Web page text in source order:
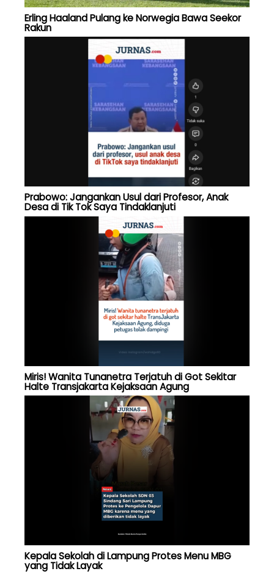
Erling Haaland Pulang ke Norwegia Bawa Seekor
Rakun
Prabowo: Jangankan Usul dari Profesor, Anak
Desa di Tik Tok Saya Tindaklanjuti
Miris! Wanita Tunanetra Terjatuh di Got Sekitar
Halte Transjakarta Kejaksaan Agung
Kepala Sekolah di Lampung Protes Menu MBG
yang Tidak Layak